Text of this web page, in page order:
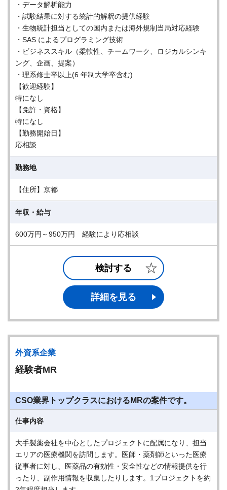
・データ解析能力
・試験結果に対する統計的解釈の提供経験
・生物統計担当としての国内または海外規制当局対応経験
・SAS によるプログラミング技術
・ビジネススキル（柔軟性、チームワーク、ロジカルシンキ
ング、企画、提案）
・理系修士卒以上(6 年制大学卒含む)
【歓迎経験】
特になし
【免許・資格】
特になし
【勤務開始日】
応相談
勤務地
【住所】京都
年収・給与
600万円～950万円 経験により応相談
検討する
詳細を見る
外資系企業
経験者MR
CSO業界トップクラスにおけるMRの案件です。
仕事内容
大手製薬会社を中心としたプロジェクトに配属になり、担当
エリアの医療機関を訪問します。医師・薬剤師といった医療
従事者に対し、医薬品の有効性・安全性などの情報提供を行
ったり、副作用情報を収集したりします。1プロジェクトを約